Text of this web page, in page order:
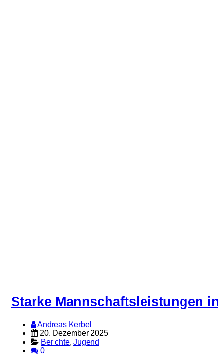
Starke Mannschaftsleistungen
Andreas Kerbel
20. Dezember 2025
Berichte, Jugend
0